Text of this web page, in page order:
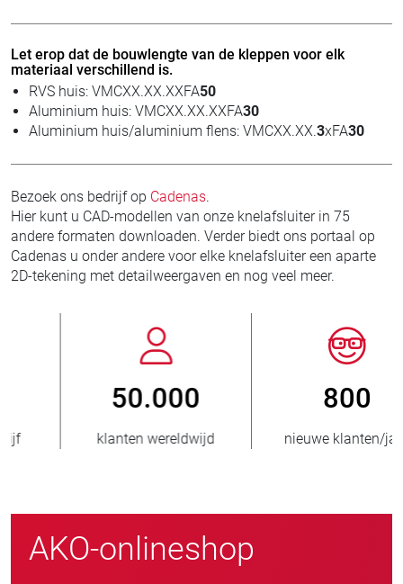
Let erop dat de bouwlengte van de kleppen voor elk
materiaal verschillend is.
RVS huis: VMCXX.XX.XXFA50
Aluminium huis: VMCXX.XX.XXFA30
Aluminium huis/aluminium flens: VMCXX.XX.3xFA30
Bezoek ons bedrijf op Cadenas.
Hier kunt u CAD-modellen van onze knelafsluiter in 75
andere formaten downloaden. Verder biedt ons portaal op
Cadenas u onder andere voor elke knelafsluiter een aparte
2D-tekening met detailweergaven en nog veel meer.
800
nieuwe klanten/jaar
> 3.500.000
verkochte eenheden
AKO-onlineshop